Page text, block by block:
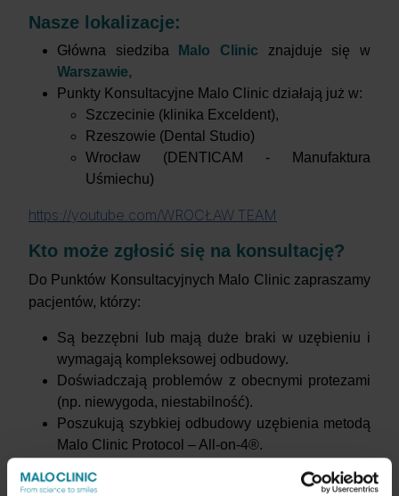
Nasze lokalizacje:
Główna siedziba Malo Clinic znajduje się w
Warszawie,
Punkty Konsultacyjne Malo Clinic działają już w:
Szczecinie (klinika Exceldent),
Rzeszowie (Dental Studio)
Wrocław (DENTICAM - Manufaktura
Uśmiechu)
https://youtube.com/WROCŁAW TEAM
Kto może zgłosić się na konsultację?
Do Punktów Konsultacyjnych Malo Clinic zapraszamy
pacjentów, którzy:
Są bezzębni lub mają duże braki w uzębieniu i
wymagają kompleksowej odbudowy.
Doświadczają problemów z obecnymi protezami
(np. niewygoda, niestabilność).
Poszukują szybkiej odbudowy uzębienia metodą
Malo Clinic Protocol – All-on-4®.
natychmiastowej rehabilitacji bezzębia.